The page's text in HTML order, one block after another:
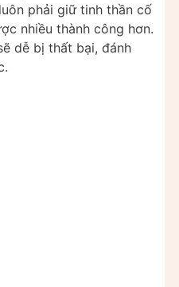
phải giữ tinh thần cố
nhiều thành công hơn.
dễ bị thất bại, đánh